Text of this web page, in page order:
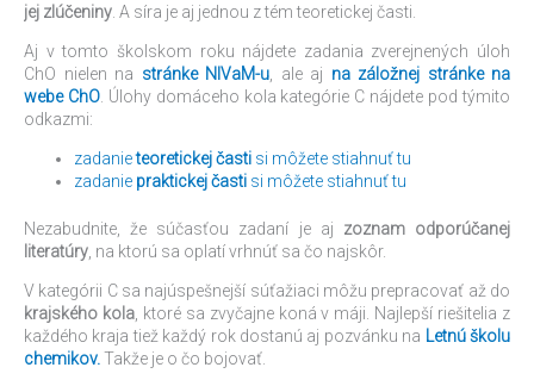
jej zlúčeniny . A síra je aj jednou z tém teoretickej časti.
Aj v tomto školskom roku nájdete zadania zverejnených úloh
ChO nielen na stránke NIVaM-u , ale aj na záložnej stránke na
webe ChO. Úlohy domáceho kola kategórie C nájdete pod týmito
odkazmi:
zadanieteoretickej časti si môžete stiahnuť tu
zadanie praktickej časti si môžete stiahnuť tu
Nezabudnite, že súčasťou zadaní je aj zoznam odporúčanej
literatúry , na ktorú sa oplatí vrhnúť sa čo najskôr.
V kategórii C sa najúspešnejší súťažiaci môžu prepracovať až do
krajského kola, ktoré sa zvyčajne koná v máji. Najlepší riešitelia z
každého kraja tiež každý rok dostanú aj pozvánku na Letnú školu
chemikov.Takže je o čo bojovať.